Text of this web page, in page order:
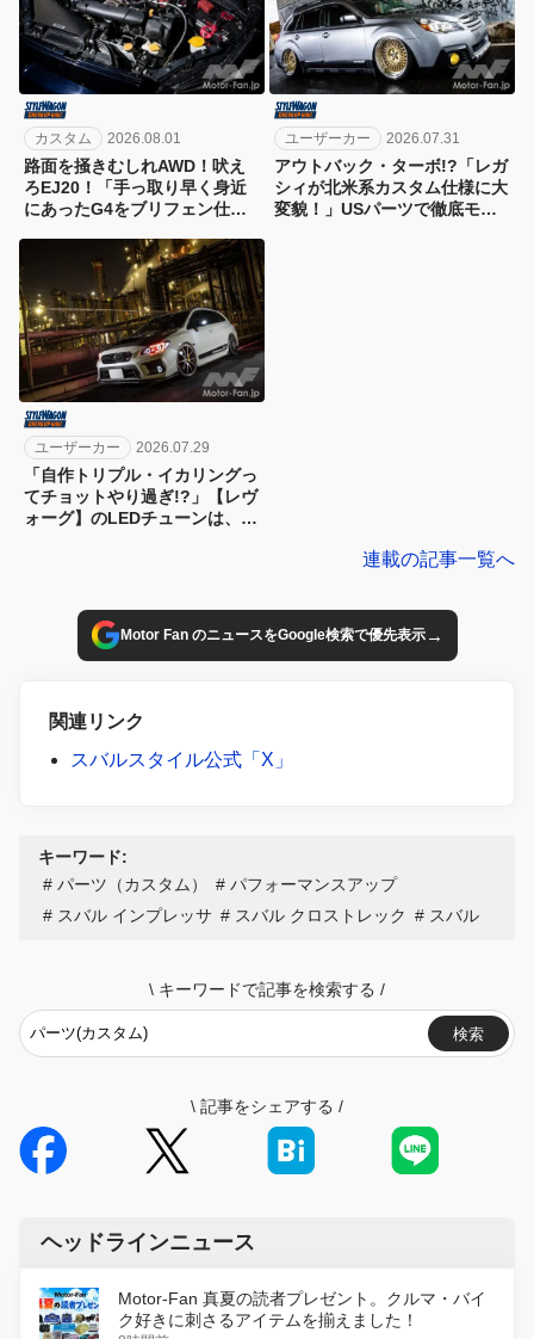
カスタム 2026.08.01
路面を掻きむしれAWD！吠え
ろEJ20！「手っ取り早く身近
にあったG4をブリフェン仕様
載せ替えしてボアアップ
ユーザーカー 2026.07.31
アウトバック・ターボ!?「レガ
シィが北米系カスタム仕様に大
変貌！」USパーツで徹底モデ
ユーザーカー 2026.07.29
「自作トリプル・イカリングっ
てチョットやり過ぎ!?」【レヴ
ォーグ】のLEDチューンは、や
連載の記事一覧へ
Motor Fan のニュースをGoogle検索で優先表示→
関連リンク
スバルスタイル公式「X」
キーワード:
パーツ（カスタム）
パフォーマンスアップ
スバル インプレッサ
スバル クロストレック スバル
\ キーワードで記事を検索する /
検索
\ 記事をシェアする /
ヘッドラインニュース
Motor-Fan 真夏の読者プレゼント。クルマ・バイ
ク好きに刺さるアイテムを揃えました！